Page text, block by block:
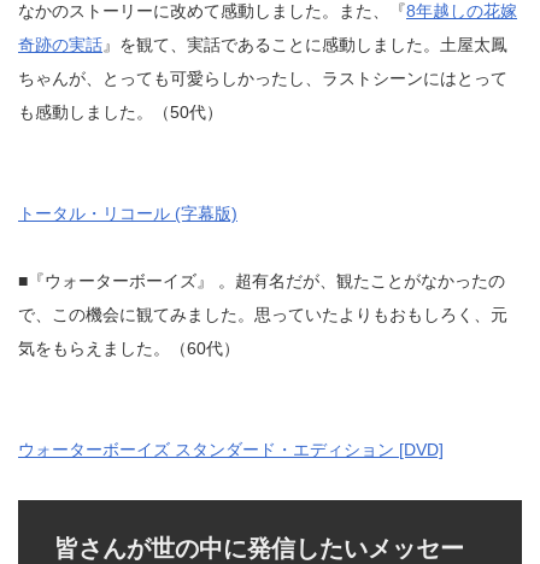
なかのストーリーに改めて感動しました。また、『8年越しの花嫁
奇跡の実話』を観て、実話であることに感動しました。土屋太鳳
ちゃんが、とっても可愛らしかったし、ラストシーンにはとって
も感動しました。（50代）
トータル・リコール (字幕版)
■『ウォーターボーイズ』 。超有名だが、観たことがなかったの
で、この機会に観てみました。思っていたよりもおもしろく、元
気をもらえました。（60代）
ウォーターボーイズ スタンダード・エディション [DVD]
皆さんが世の中に発信したいメッセー